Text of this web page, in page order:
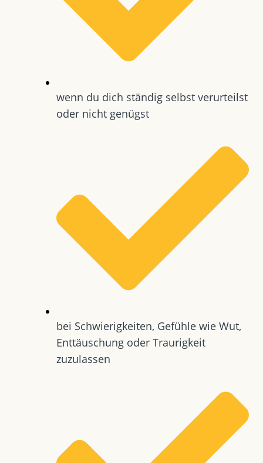
wenn du dich ständig selbst verurteilst
oder nicht genügst
bei Schwierigkeiten, Gefühle wie Wut,
Enttäuschung oder Traurigkeit
zuzulassen